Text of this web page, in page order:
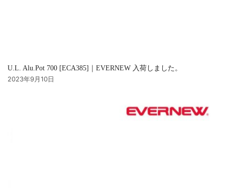
U.L. Alu.Pot 700 [ECA385]｜EVERNEW 入荷しました。
2023年9月10日